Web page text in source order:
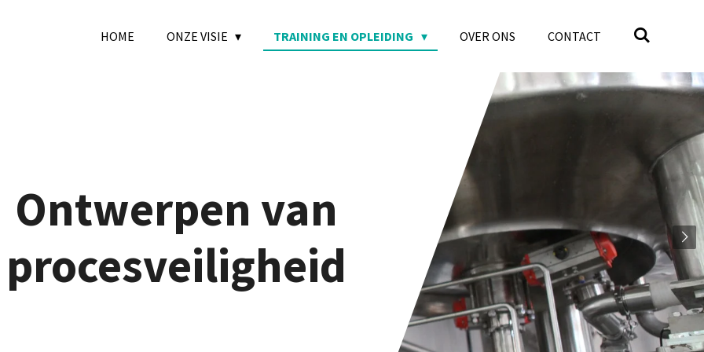
HOME ONZE VISIE TRAINING EN OPLEIDING OVER ONS CONTACT
Ontwerpen van
procesveiligheid